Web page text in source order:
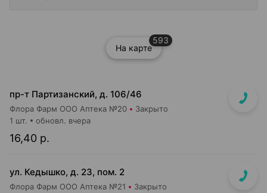
На карте
593
пр-т Партизанский, д. 106/46
Флора Фарм ООО Аптека №20 Закрыто
16,40 р.
1 шт. обновл. вчера
ул. Кедышко, д. 23, пом. 2
Флора Фарм ООО Аптека №21 Закрыто